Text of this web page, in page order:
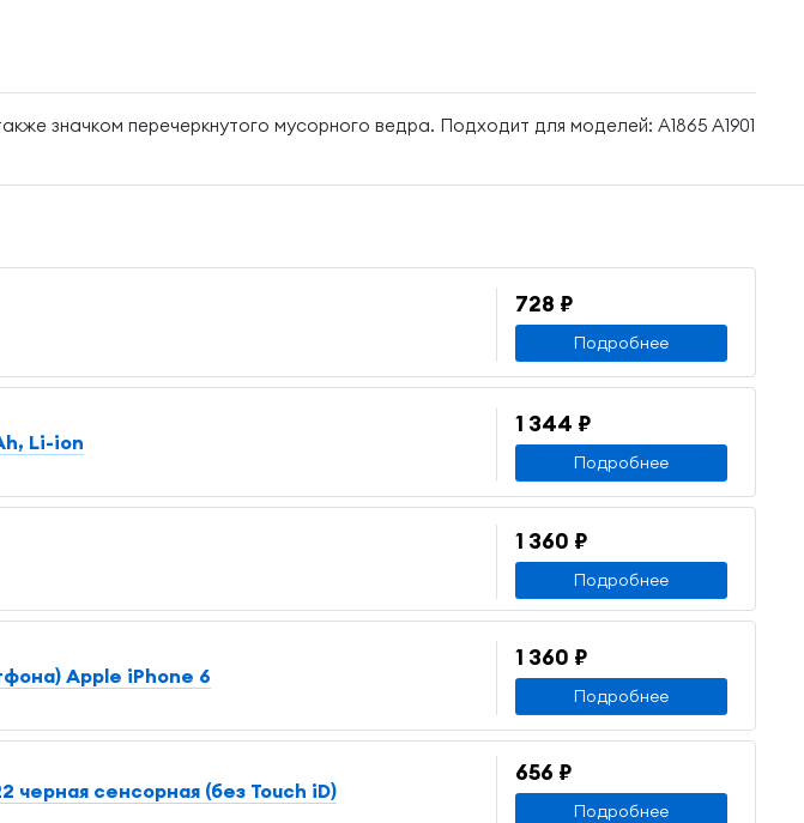
значком перечеркнутого мусорного ведра. Подходит для моделей: A1865 A1901
728 ₽
Подробнее
Li-ion
1 344 ₽
Подробнее
1 360 ₽
Подробнее
Apple iPhone 6
1 360 ₽
Подробнее
черная сенсорная (без Touch iD)
656 ₽
Подробнее